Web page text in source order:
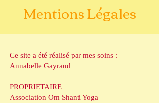
Mentions Légales
Ce site a été réalisé par mes soins :
Annabelle Gayraud
PROPRIETAIRE
Association Om Shanti Yoga